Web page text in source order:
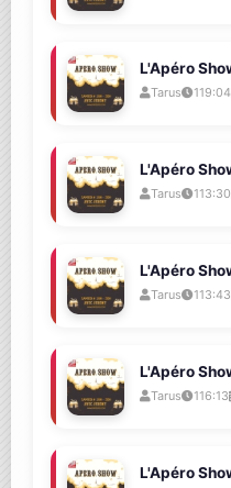
Tarus 119:04
Tarus 113:30
Tarus 113:43
Tarus 116:13